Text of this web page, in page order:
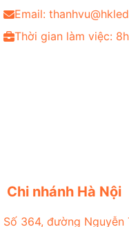
Email:
Thời gian làm việc:
Chi nhánh Hà Nội
Số 364, đường Nguyễn